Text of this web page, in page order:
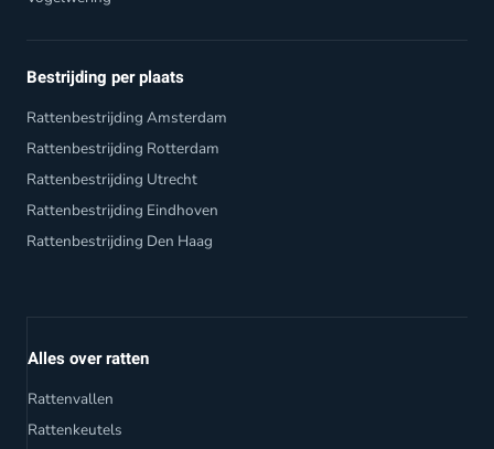
Bestrijding per plaats
Rattenbestrijding Amsterdam
Rattenbestrijding Rotterdam
Rattenbestrijding Utrecht
Rattenbestrijding Eindhoven
Rattenbestrijding Den Haag
Alles over ratten
Rattenvallen
Rattenkeutels